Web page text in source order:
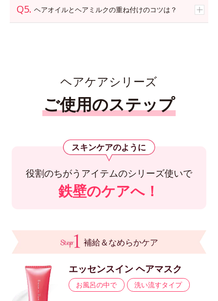
ヘアオイルとヘアミルクの重ね付けのコツは？
ヘアケアシリーズ
ご使用のステップ
スキンケアのように
役割のちがうアイテムのシリーズ使いで
鉄壁のケアへ！
補給＆なめらかケア
エッセンスイン ヘアマスク
お風呂の中で 洗い流すタイプ